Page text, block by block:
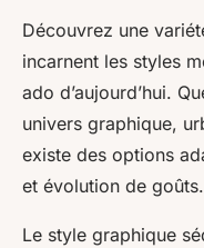
Découvrez une
incarnent les styles
ado d’aujourd’hui.
univers graphique,
existe des options
et évolution de goûts.
Le style graphique